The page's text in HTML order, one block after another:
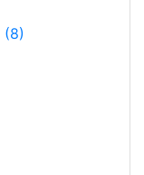
(8)